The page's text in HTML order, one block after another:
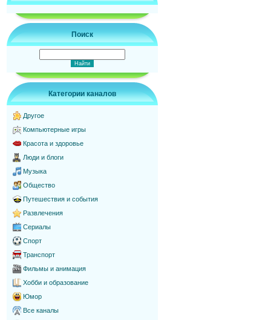
Поиск
Категории каналов
Другое
Компьютерные игры
Красота и здоровье
Люди и блоги
Музыка
Общество
Путешествия и события
Развлечения
Сериалы
Спорт
Транспорт
Фильмы и анимация
Хобби и образование
Юмор
Все каналы